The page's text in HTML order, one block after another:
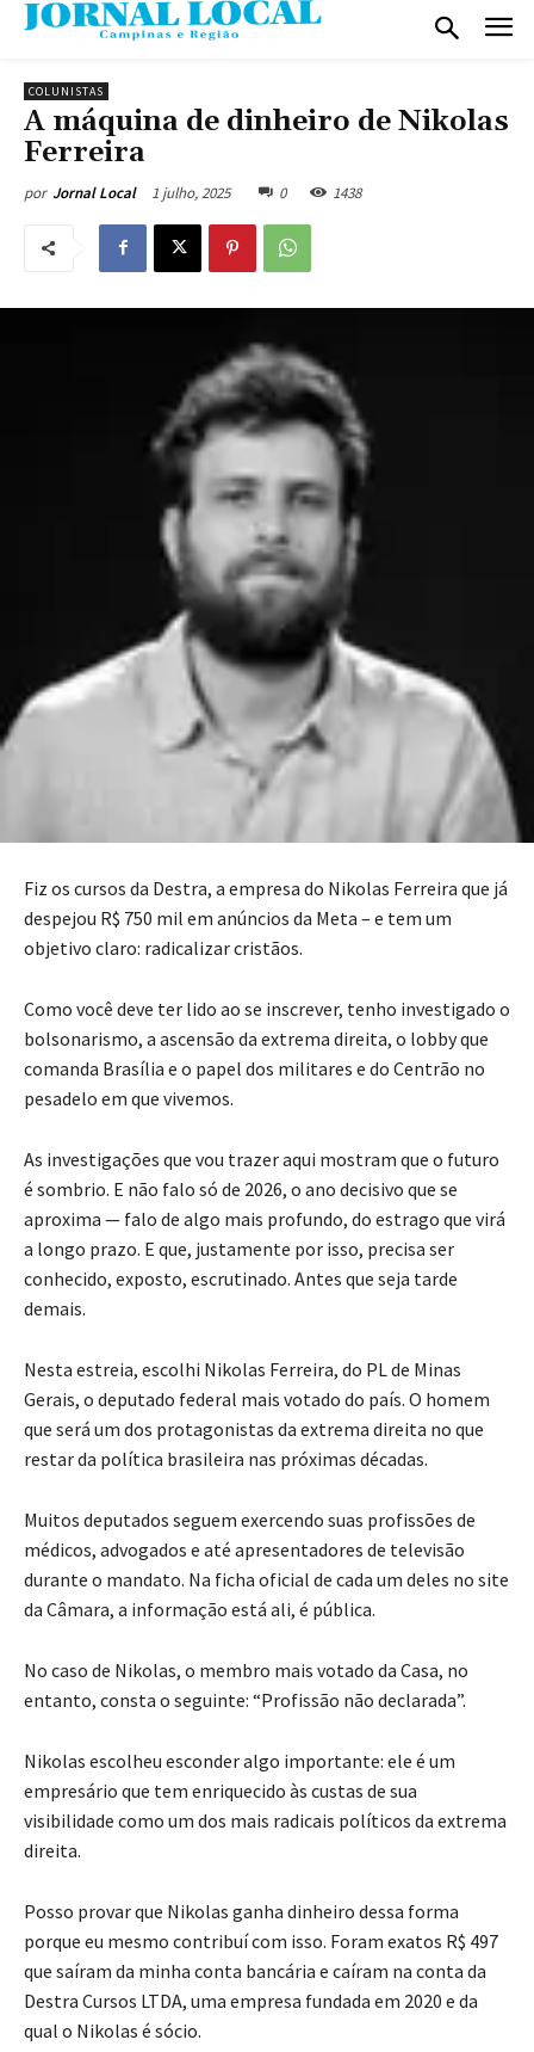
COLUNISTAS
A máquina de dinheiro de Nikolas
Ferreira
por Jornal Local 1 julho, 2025 0 1438
Fiz os cursos da Destra, a empresa do Nikolas Ferreira que já
despejou R$ 750 mil em anúncios da Meta – e tem um
objetivo claro: radicalizar cristãos.
Como você deve ter lido ao se inscrever, tenho investigado o
bolsonarismo, a ascensão da extrema direita, o lobby que
comanda Brasília e o papel dos militares e do Centrão no
pesadelo em que vivemos.
As investigações que vou trazer aqui mostram que o futuro
é sombrio. E não falo só de 2026, o ano decisivo que se
aproxima — falo de algo mais profundo, do estrago que virá
a longo prazo. E que, justamente por isso, precisa ser
conhecido, exposto, escrutinado. Antes que seja tarde
demais.
Nesta estreia, escolhi Nikolas Ferreira, do PL de Minas
Gerais, o deputado federal mais votado do país. O homem
que será um dos protagonistas da extrema direita no que
restar da política brasileira nas próximas décadas.
Muitos deputados seguem exercendo suas profissões de
médicos, advogados e até apresentadores de televisão
durante o mandato. Na ficha oficial de cada um deles no site
da Câmara, a informação está ali, é pública.
No caso de Nikolas, o membro mais votado da Casa, no
entanto, consta o seguinte: “Profissão não declarada”.
Nikolas escolheu esconder algo importante: ele é um
empresário que tem enriquecido às custas de sua
visibilidade como um dos mais radicais políticos da extrema
direita.
Posso provar que Nikolas ganha dinheiro dessa forma
porque eu mesmo contribuí com isso. Foram exatos R$ 497
que saíram da minha conta bancária e caíram na conta da
Destra Cursos LTDA, uma empresa fundada em 2020 e da
qual o Nikolas é sócio.